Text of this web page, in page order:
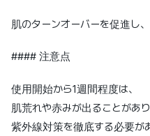
肌のターンオーバーを促進し
#### 注意点
使用開始から1週間程度は、
肌荒れや赤みが出ることがあり
紫外線対策を徹底する必要が